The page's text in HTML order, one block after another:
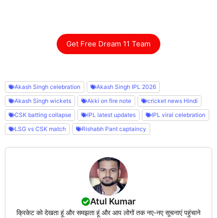
Get Free Dream 11 Team
Akash Singh celebration
Akash Singh IPL 2026
Akash Singh wickets
Akki on fire note
cricket news Hindi
CSK batting collapse
IPL latest updates
IPL viral celebration
LSG vs CSK match
Rishabh Pant captaincy
Atul Kumar
क्रिकेट को देखता हूं और समझता हूं और आप लोगों तक नए-नए सूचनाएं पहुंचाने